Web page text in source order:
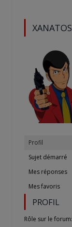
XANATOS
Profil
Sujet démarré
Mes réponses
Mes favoris
PROFIL
Rôle sur le